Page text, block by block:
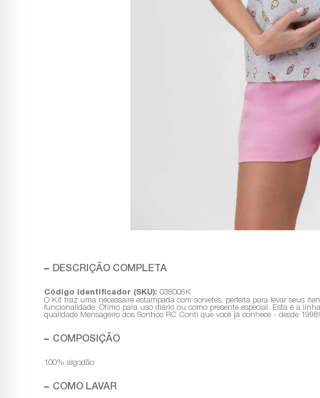
DESCRIÇÃO COMPLETA
Código identificador (SKU): 038006K
O Kit traz uma nécessaire estampada com sorvetes, perfeita para levar seus
funcionalidade. Ótimo para uso diário ou como presente especial. Esta é a
qualidade Mensageiro dos Sonhos RC Conti que você já conhece - desde 1998!
COMPOSIÇÃO
100% algodão
COMO LAVAR